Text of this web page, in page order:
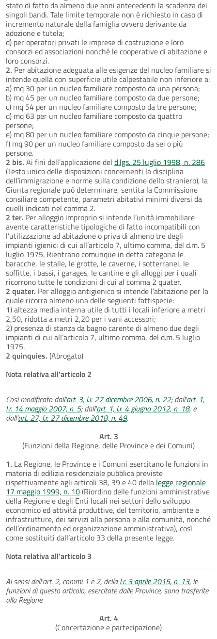
stato di fatto da almeno due anni antecedenti la scadenza dei
singoli bandi. Tale limite temporale non è richiesto in caso di
incremento naturale della famiglia ovvero derivante da
adozione e tutela;
d) per operatori privati le imprese di costruzione e loro
consorzi ed associazioni nonché le cooperative di abitazione e
loro consorzi.
2. Per abitazione adeguata alle esigenze del nucleo familiare si
intende quella con superficie utile calpestabile non inferiore a:
a) mq 30 per un nucleo familiare composto da una persona;
b) mq 45 per un nucleo familiare composto da due persone;
c) mq 54 per un nucleo familiare composto da tre persone;
d) mq 63 per un nucleo familiare composto da quattro
persone;
e) mq 80 per un nucleo familiare composto da cinque persone;
f) mq 90 per un nucleo familiare composto da sei o più
persone.
2 bis. Ai fini dell’applicazione del d.lgs. 25 luglio 1998, n. 286
(Testo unico delle disposizioni concernenti la disciplina
dell’immigrazione e norme sulla condizione dello straniero), la
Giunta regionale può determinare, sentita la Commissione
consiliare competente, parametri abitativi minimi diversi da
quelli indicati nel comma 2.
2 ter. Per alloggio improprio si intende l’unità immobiliare
avente caratteristiche tipologiche di fatto incompatibili con
l’utilizzazione ad abitazione o priva di almeno tre degli
impianti igienici di cui all’articolo 7, ultimo comma, del d.m. 5
luglio 1975. Rientrano comunque in detta categoria le
baracche, le stalle, le grotte, le caverne, i sotterranei, le
soffitte, i bassi, i garages, le cantine e gli alloggi per i quali
ricorrono tutte le condizioni di cui al comma 2 quater.
2 quater. Per alloggio antigienico si intende l’abitazione per la
quale ricorra almeno una delle seguenti fattispecie:
1) altezza media interna utile di tutti i locali inferiore a metri
2,50, ridotta a metri 2,20 per i vani accessori;
2) presenza di stanza da bagno carente di almeno due degli
impianti di cui all’articolo 7, ultimo comma, del d.m. 5 luglio
1975.
2 quinquies. (Abrogato)
Nota relativa all'articolo 2
Così modificato dall'art. 3, l.r. 27 dicembre 2006, n. 22; dall'art. 1,
l.r. 14 maggio 2007, n. 5; dall'art. 1, l.r. 4 giugno 2012, n. 18, e
dall'art. 27, l.r. 27 dicembre 2018, n. 49.
Art. 3
(Funzioni della Regione, delle Province e dei Comuni)
1. La Regione, le Province e i Comuni esercitano le funzioni in
materia di edilizia residenziale pubblica previste
rispettivamente agli articoli 38, 39 e 40 della legge regionale
17 maggio 1999, n. 10(Riordino delle funzioni amministrative
della Regione e degli Enti locali nei settori dello sviluppo
economico ed attività produttive, del territorio, ambiente e
infrastrutture, dei servizi alla persona e alla comunità, nonché
dell’ordinamento ed organizzazione amministrativa), così
come sostituiti dall’articolo 33 della presente legge.
Nota relativa all'articolo 3
Ai sensi dell'art. 2, commi 1 e 2, dellal.r. 3 aprile 2015, n. 13, le
funzioni di questo articolo, esercitate dalle Province, sono trasferite
alla Regione.
Art. 4
(Concertazione e partecipazione)